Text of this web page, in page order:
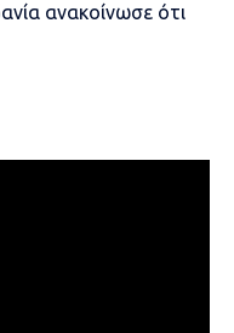
ανακοίνωσε ότι